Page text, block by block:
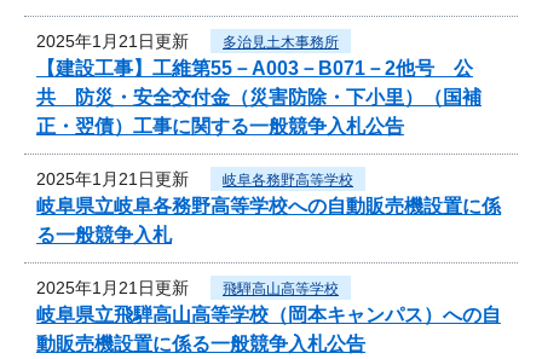
2025年1月21日更新 多治見土木事務所
【建設工事】工維第55－A003－B071－2他号 公
共 防災・安全交付金（災害防除・下小里）（国補
正・翌債）工事に関する一般競争入札公告
2025年1月21日更新 岐阜各務野高等学校
岐阜県立岐阜各務野高等学校への自動販売機設置に係
る一般競争入札
2025年1月21日更新 飛騨高山高等学校
岐阜県立飛騨高山高等学校（岡本キャンパス）への自
動販売機設置に係る一般競争入札公告